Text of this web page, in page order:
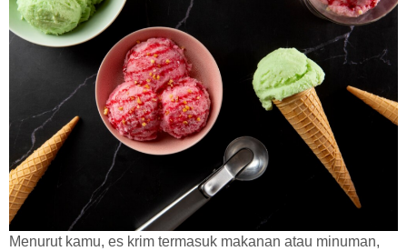
Menurut kamu, es krim termasuk makanan atau minuman,